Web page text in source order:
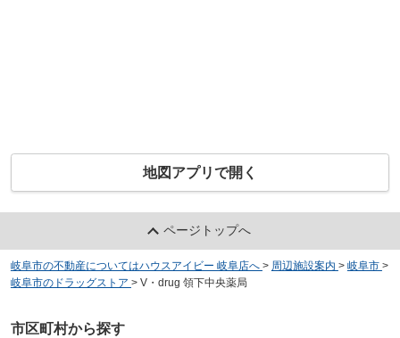
地図アプリで開く
ページトップへ
岐阜市の不動産についてはハウスアイビー 岐阜店へ > 周辺施設案内 > 岐阜市 >
岐阜市のドラッグストア > V・drug 領下中央薬局
市区町村から探す